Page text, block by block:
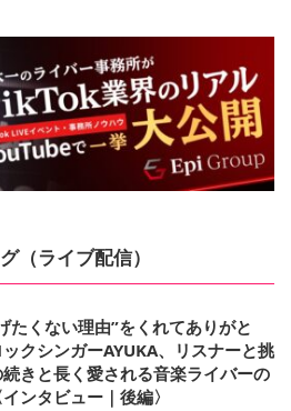
（ライブ配信）
たくない理由”をくれてありがと
ックシンガーAYUKA、リスナーと挑
きと長く愛される音楽ライバーの
ンタビュー｜後編〉